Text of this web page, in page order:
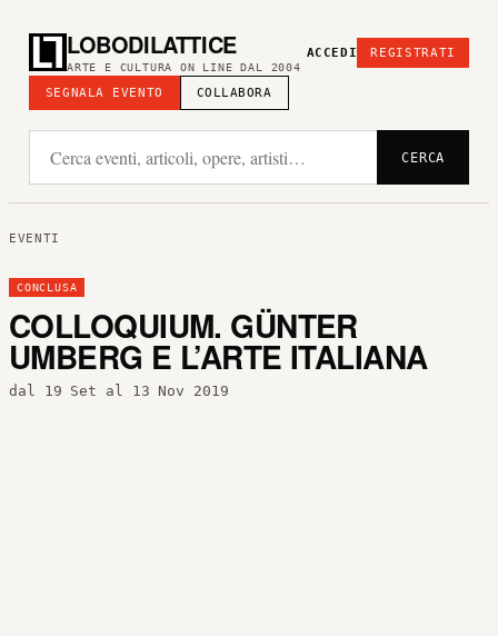
LOBODILATTICE
ARTE E CULTURA ON LINE DAL 2004
SEGNALA EVENTO COLLABORA
ACCEDI REGISTRATI
CERCA
EVENTI
CONCLUSA
COLLOQUIUM. GÜNTER
UMBERG E L’ARTE ITALIANA
dal 19 Set al 13 Nov 2019